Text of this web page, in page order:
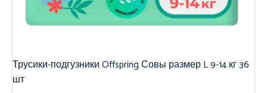
Трусики-подгузники Offspring Совы размер L 9-14 кг 36
шт